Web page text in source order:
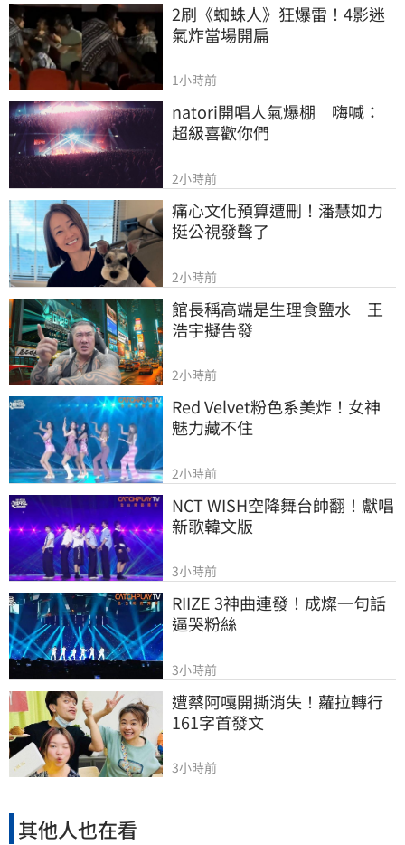
2刷《蜘蛛人》狂爆雷！4影迷
氣炸當場開扁
1小時前
natori開唱人氣爆棚　嗨喊：
超級喜歡你們
2小時前
痛心文化預算遭刪！潘慧如力
挺公視發聲了
2小時前
館長稱高端是生理食鹽水　王
浩宇擬告發
2小時前
Red Velvet粉色系美炸！女神
魅力藏不住
2小時前
NCT WISH空降舞台帥翻！獻唱
新歌韓文版
3小時前
RIIZE 3神曲連發！成燦一句話
逼哭粉絲
3小時前
遭蔡阿嘎開撕消失！蘿拉轉行
161字首發文
3小時前
其他人也在看